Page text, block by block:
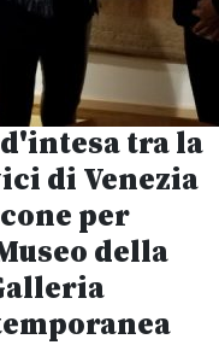
tra la
di Venezia
per
della